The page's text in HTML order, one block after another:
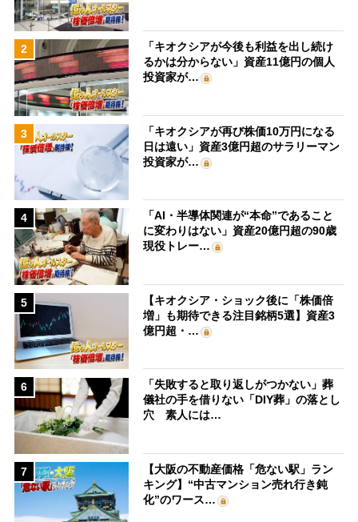
2
「キオクシアが今後も利益を出し続け
るかは分からない」資産11億円の個人
投資家が…
3
「キオクシアが再び株価10万円になる
日は遠い」資産3億円超のサラリーマン
投資家が…
4
「AI・半導体関連が“本命”であること
に変わりはない」資産20億円超の90歳
現役トレー…
5
【キオクシア・ショック後に「株価倍
増」も期待できる注目銘柄5選】資産3
億円超・…
6
「失敗すると取り返しがつかない」葬
儀社の手を借りない「DIY葬」の落とし
穴 素人には…
7
【大阪の不動産価格「危ない駅」ラン
キング】“中古マンション売れ行き鈍
化”のワース…